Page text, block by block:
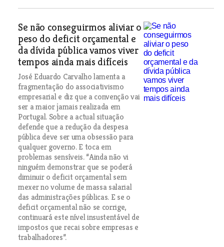
Se não conseguirmos aliviar o
peso do deficit orçamental e
da dívida pública vamos viver
tempos ainda mais difíceis
José Eduardo Carvalho lamenta a
fragmentação do associativismo
empresarial e diz que a convenção vai
ser a maior jamais realizada em
Portugal. Sobre a actual situação
defende que a redução da despesa
pública deve ser uma obsessão para
qualquer governo. E toca em
problemas sensíveis. “Ainda não vi
ninguém demonstrar que se poderá
diminuir o deficit orçamental sem
mexer no volume de massa salarial
das administrações públicas. E se o
deficit orçamental não se corrige,
continuará este nível insustentável de
impostos que recai sobre empresas e
trabalhadores”.